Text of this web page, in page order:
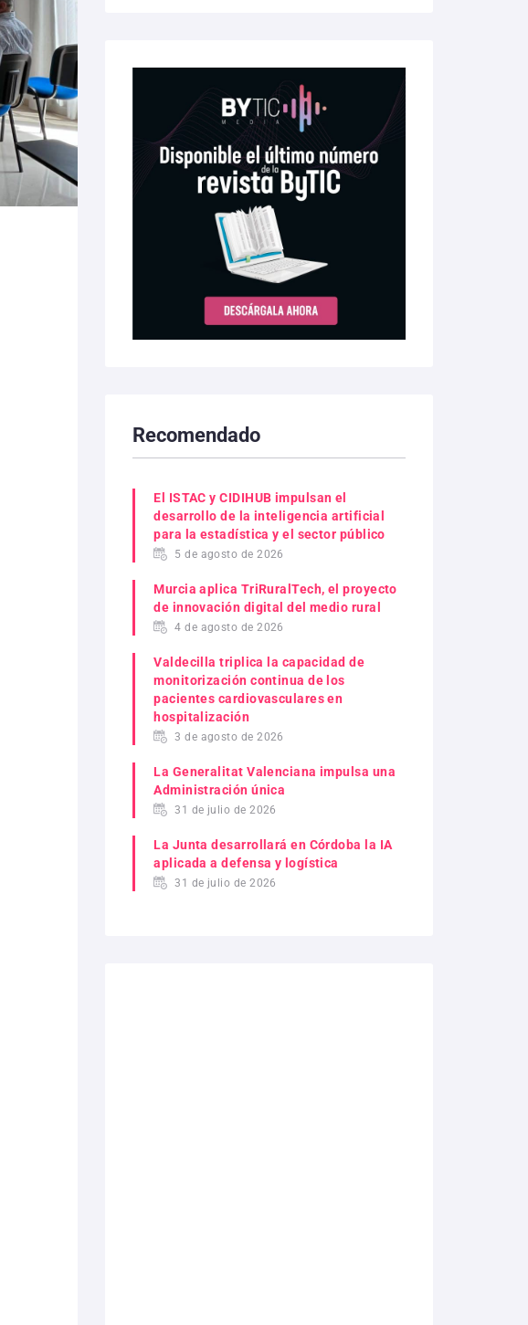
Recomendado
El ISTAC y CIDIHUB impulsan el
desarrollo de la inteligencia artificial
para la estadística y el sector público
5 de agosto de 2026
Murcia aplica TriRuralTech, el proyecto
de innovación digital del medio rural
4 de agosto de 2026
Valdecilla triplica la capacidad de
monitorización continua de los
pacientes cardiovasculares en
hospitalización
3 de agosto de 2026
La Generalitat Valenciana impulsa una
Administración única
31 de julio de 2026
La Junta desarrollará en Córdoba la IA
aplicada a defensa y logística
31 de julio de 2026